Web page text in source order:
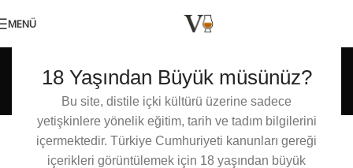
18 Yaşından Büyük müsünüz?
Bu site, distile içki kültürü üzerine sadece
yetişkinlere yönelik eğitim, tarih ve tadım bilgilerini
içermektedir. Türkiye Cumhuriyeti kanunları gereği
içerikleri görüntülemek için 18 yaşından büyük
MENÜ
Etiket arşivleri: Whisky
Bible 2018
Jim Murray’s Whisky Bible 2018